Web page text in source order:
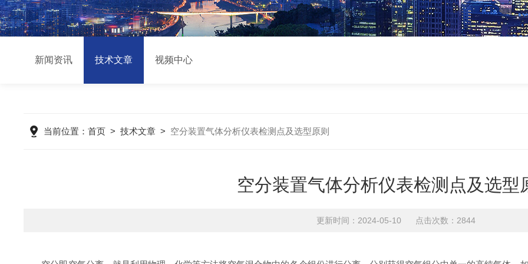
新闻资讯 技术文章 视频中心
当前位置：首页 >技术文章 > 空分装置气体分析仪表检测点及选型原则
空分装置气体分析仪表检测点及选型
更新时间：2024-05-10 点击次数：2844